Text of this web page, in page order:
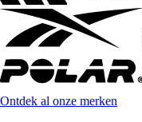
Ontdek al onze merken